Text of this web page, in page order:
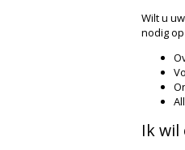
Wilt u
nodig
Ik wil